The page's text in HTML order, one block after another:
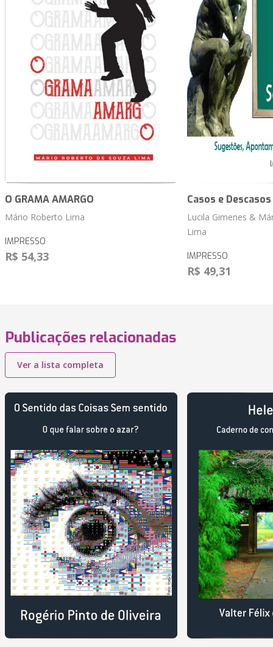
O GRAMA AMARGO
Mário Roberto Lima
IMPRESSO
R$ 54,33
Casos e
Lucila Gimenes &
Lima
IMPRESSO
R$ 49,31
Publicações relacionadas
Ver a lista completa